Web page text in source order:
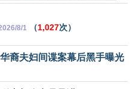
8/1 （1,027次）
裔夫妇间谍案幕后黑手曝光